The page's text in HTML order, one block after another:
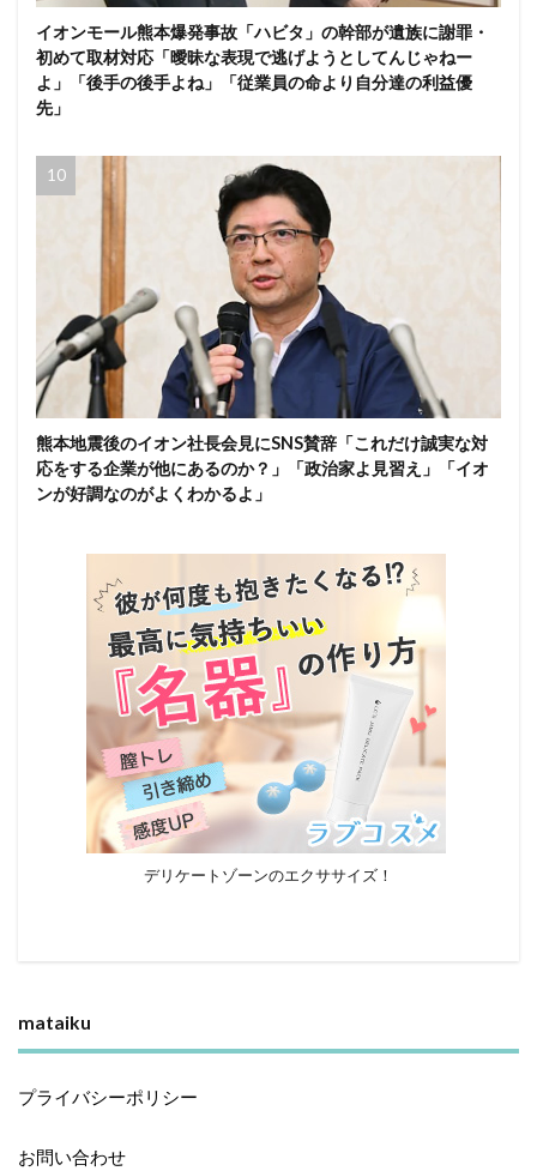
イオンモール熊本爆発事故「ハビタ」の幹部が遺族に謝罪・
初めて取材対応「曖昧な表現で逃げようとしてんじゃねー
よ」「後手の後手よね」「従業員の命より自分達の利益優
先」
熊本地震後のイオン社長会見にSNS賛辞「これだけ誠実な対
応をする企業が他にあるのか？」「政治家よ見習え」「イオ
ンが好調なのがよくわかるよ」
デリケートゾーンのエクササイズ！
mataiku
プライバシーポリシー
お問い合わせ